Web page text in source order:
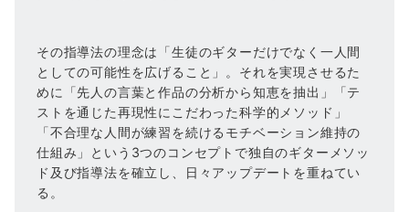
その指導法の理念は「生徒のギターだけでなく一人間
としての可能性を広げること」。それを実現させるた
めに「先人の言葉と作品の分析から知恵を抽出」「テ
ストを通じた再現性にこだわった科学的メソッド」
「不合理な人間が練習を続けるモチベーション維持の
仕組み」という3つのコンセプトで独自のギターメソッ
ド及び指導法を確立し、日々アップデートを重ねてい
る。